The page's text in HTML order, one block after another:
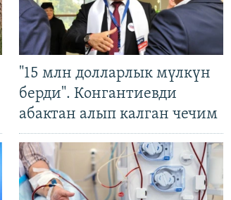
"15 млн долларлык мүлкүн
берди". Конгантиевди
абактан алып калган чечим